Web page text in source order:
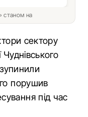
станом на
сектору
Чуднівського
зупинили
порушив
під час